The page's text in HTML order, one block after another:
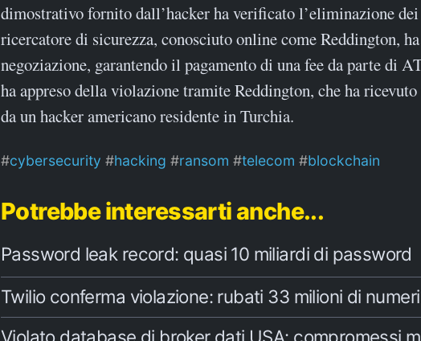
dimostrativo fornito dall’hacker ha verificato l’eliminazione
ricercatore di sicurezza, conosciuto online come Reddington,
negoziazione, garantendo il pagamento di una fee da parte di
ha appreso della violazione tramite Reddington, che ha
da un hacker americano residente in Turchia.
cybersecurity hacking ransom telecom blockchain
Potrebbe interessarti anche...
Password leak record: quasi 10 miliardi di password
Twilio conferma violazione: rubati 33 milioni di numeri
Violato database di broker dati USA: compromessi